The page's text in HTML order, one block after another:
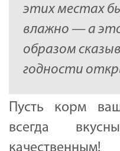
этих местах
влажно — а
образом
годности
Пусть корм
всегда